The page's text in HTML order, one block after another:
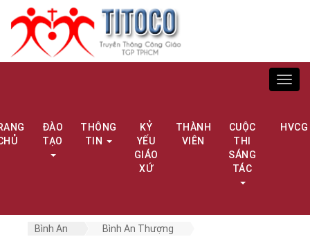
ĐÀO
TẠO
THÔNG
TIN
KỶ
YẾU
GIÁO
XỨ
THÀNH
VIÊN
CUỘC
THI
SÁNG
TÁC
HVCG
Bình An Bình An Thượng